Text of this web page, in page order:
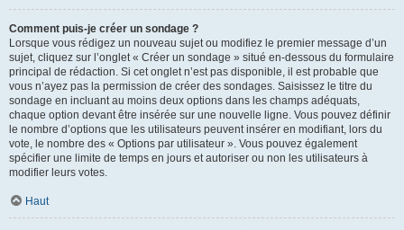
Comment puis-je créer un sondage ?
Lorsque vous rédigez un nouveau sujet ou modifiez le premier message d’un
sujet, cliquez sur l’onglet « Créer un sondage » situé en-dessous du formulaire
principal de rédaction. Si cet onglet n’est pas disponible, il est probable que
vous n’ayez pas la permission de créer des sondages. Saisissez le titre du
sondage en incluant au moins deux options dans les champs adéquats,
chaque option devant être insérée sur une nouvelle ligne. Vous pouvez définir
le nombre d’options que les utilisateurs peuvent insérer en modifiant, lors du
vote, le nombre des « Options par utilisateur ». Vous pouvez également
spécifier une limite de temps en jours et autoriser ou non les utilisateurs à
modifier leurs votes.
Haut